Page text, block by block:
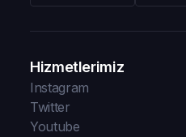
Hizmetlerimiz
Instagram
Twitter
Youtube